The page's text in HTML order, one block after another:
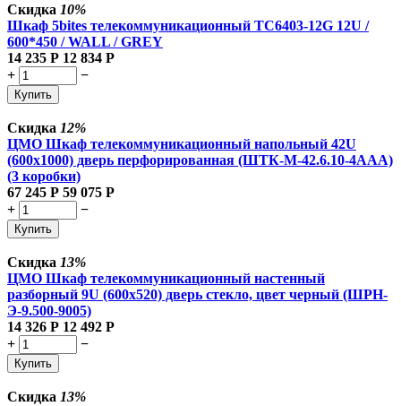
Скидка 10%
Шкаф 5bites телекоммуникационный TC6403-12G 12U /
600*450 / WALL / GREY
14 235 Р 12 834 Р
+
−
Купить
Скидка 12%
ЦМО Шкаф телекоммуникационный напольный 42U
(600x1000) дверь перфорированная (ШТК-М-42.6.10-4ААА)
(3 коробки)
67 245 Р 59 075 Р
+
−
Купить
Скидка 13%
ЦМО Шкаф телекоммуникационный настенный
разборный 9U (600х520) дверь стекло, цвет черный (ШРН-
Э-9.500-9005)
14 326 Р 12 492 Р
+
−
Купить
Скидка 13%